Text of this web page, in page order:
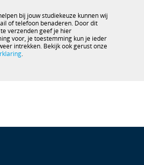
bij jouw studiekeuze kunnen wij
of telefoon benaderen. Door dit
verzenden geef je hier
voor, je toestemming kun je ieder
intrekken. Bekijk ook gerust onze
.